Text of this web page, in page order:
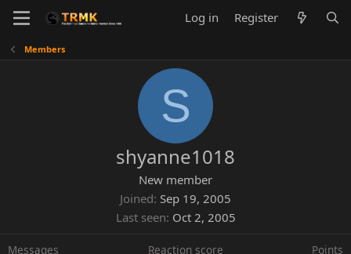
Log in Register
Members
S
shyanne1018
New member
Joined Sep 19, 2005
Last seen Oct 2, 2005
Messages Reaction score Points